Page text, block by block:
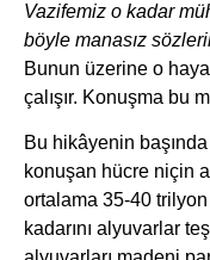
Vazifemiz o kadar
böyle manasız
Bunun üzerine o
çalışır. Konuşma bu
Bu hikâyenin
konuşan hücre niçin
ortalama 35-40
kadarını alyuvarlar